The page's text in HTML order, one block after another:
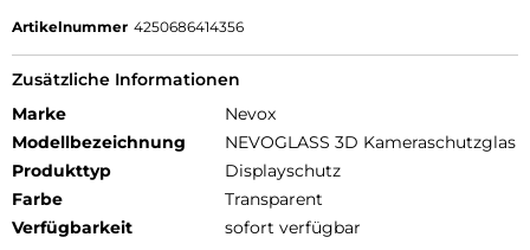
Artikelnummer 4250686414356
Zusätzliche Informationen
Marke
Nevox
Modellbezeichnung
NEVOGLASS 3D Kameraschutzglas
Produkttyp
Displayschutz
Farbe
Transparent
Verfügbarkeit
sofort verfügbar